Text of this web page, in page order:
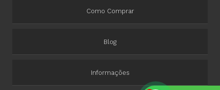
Como Comprar
Blog
Informações